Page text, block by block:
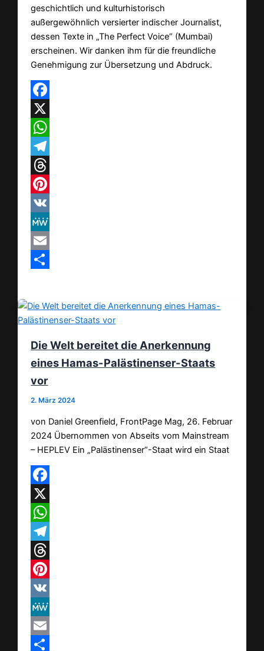
geschichtlich und kulturhistorisch
außergewöhnlich versierter indischer Journalist,
dessen Texte in „The Perfect Voice“ (Mumbai)
erscheinen. Wir danken ihm für die freundliche
Genehmigung zur Übersetzung und Abdruck.
Facebook
X
WhatsApp
Telegram
Threads
Pinterest
VK
MeWe
Email
Die Welt bereitet die Anerkennung
eines Hamas-Palästinenser-Staats
vor
2. März 2024
von Daniel Greenfield, FrontPage Mag, 26. Februar
2024 Übernommen von Abseits vom Mainstream
– HEPLEV Ein „Palästinenser“-Staat wird ein Staat
Facebook
X
WhatsApp
Telegram
Threads
Pinterest
VK
MeWe
Email